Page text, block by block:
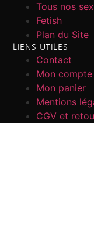
Tous nos
Fetish
Plan du Site
LIENS UTILES
Contact
Mon compte
Mon panier
Mentions
CGV et